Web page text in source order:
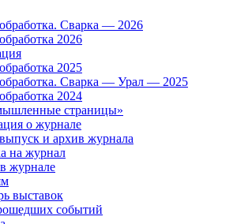
Сварка — 2026
2026
2025
Сварка — Урал — 2025
2024
страницы»
о журнале
и архив журнала
на журнал
журнале
выставок
событий